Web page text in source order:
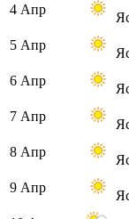
4 Апр
5 Апр
6 Апр
7 Апр
8 Апр
9 Апр